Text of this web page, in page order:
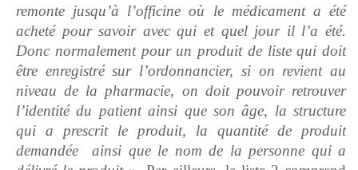
remonte jusqu’à l’officine où le médicament a été
acheté pour savoir avec qui et quel jour il l’a été.
Donc normalement pour un produit de liste qui doit
être enregistré sur l’ordonnancier, si on revient au
niveau de la pharmacie, on doit pouvoir retrouver
l’identité du patient ainsi que son âge, la structure
qui a prescrit le produit, la quantité de produit
demandée ainsi que le nom de la personne qui a